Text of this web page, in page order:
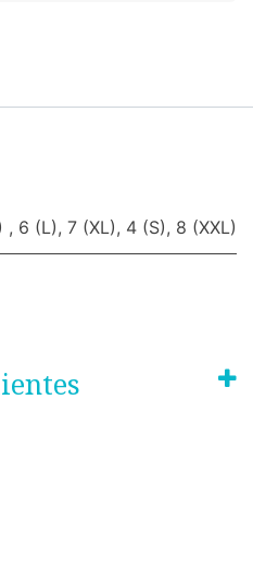
, 6 (L), 7 (XL), 4 (S), 8 (XXL)